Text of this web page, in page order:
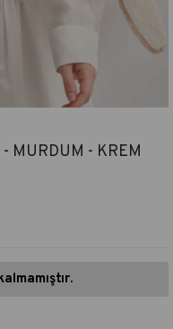
MÜRDÜM - KREM